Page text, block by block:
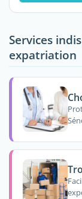
Services
expatriation